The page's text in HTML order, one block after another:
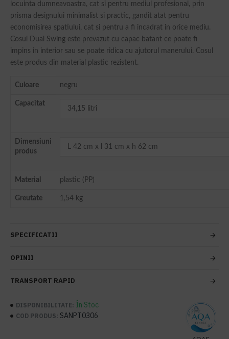
locuinta dumneavoastra, cat si pentru mediul profesional, prin
prisma designului minimalist si practic, gandit atat pentru
economisirea spatiului, cat si pentru a fi incadrat in orice mediu.
Cosul Dual Swing este prevazut cu capac batant ce poate fi
impins in interior sau se poate ridica cu ajutorul manerului. Cosul
este produs din material plastic rezistent.
Culoare negru
Capacitat
34,15 litri
Dimensiuni
produs
L 42 cm x l 31 cm x h 62 cm
Material plastic (PP)
Greutate 1,54 kg
SPECIFICATII
OPINII
TRANSPORT RAPID
DISPONIBILITATE: În Stoc
COD PRODUS: SANPT0306